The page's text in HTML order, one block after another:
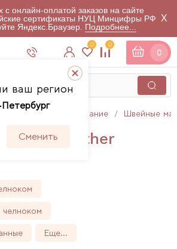
онлайн-оплатой заказов на сайте
сертификаты НУЦ Минцифры РФ
Яндекс.Браузер. Подробнее...
X
ваш регион
Сменить
0 0
0
Швейное оборудование Швейные
Brother
челноком
Еще...